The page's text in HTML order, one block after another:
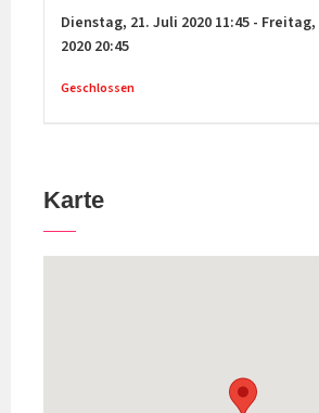
Dienstag, 21. Juli 2020 11:45 - Freitag,
2020 20:45
Geschlossen
Karte